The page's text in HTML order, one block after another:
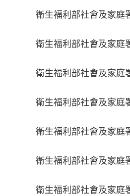
衛生福利部社會及家庭
衛生福利部社會及家庭
衛生福利部社會及家庭
衛生福利部社會及家庭
衛生福利部社會及家庭
衛生福利部社會及家庭
衛生福利部社會及家庭